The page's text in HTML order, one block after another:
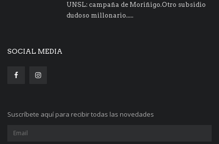
UNSL: campaña de Moriñigo.Otro subsidio
dudoso millonario.....
SOCIAL MEDIA
Suscríbete aquí para recibir todas las novedades